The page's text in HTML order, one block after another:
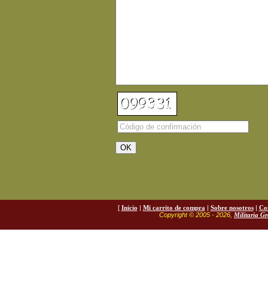
[ Inicio | Mi carrito de compra | Sobre nosotros|
Copyright © 2005 - 2026, Militaria